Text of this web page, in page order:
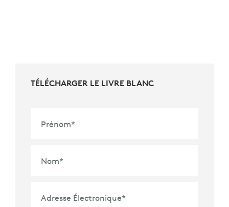
TÉLÉCHARGER LE LIVRE BLANC
Prénom*
Nom*
Adresse Électronique*